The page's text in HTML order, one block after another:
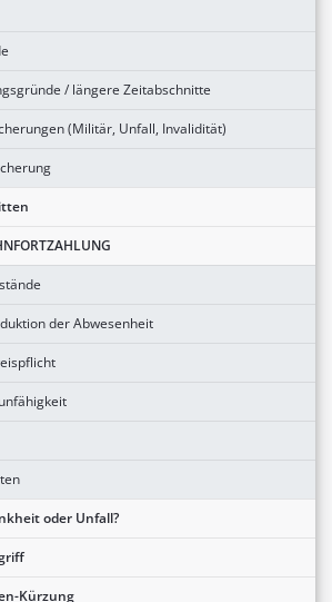
/ längere Zeitabschnitte
(Militär, Unfall, Invalidität)
der Abwesenheit
oder Unfall?
Kürzung